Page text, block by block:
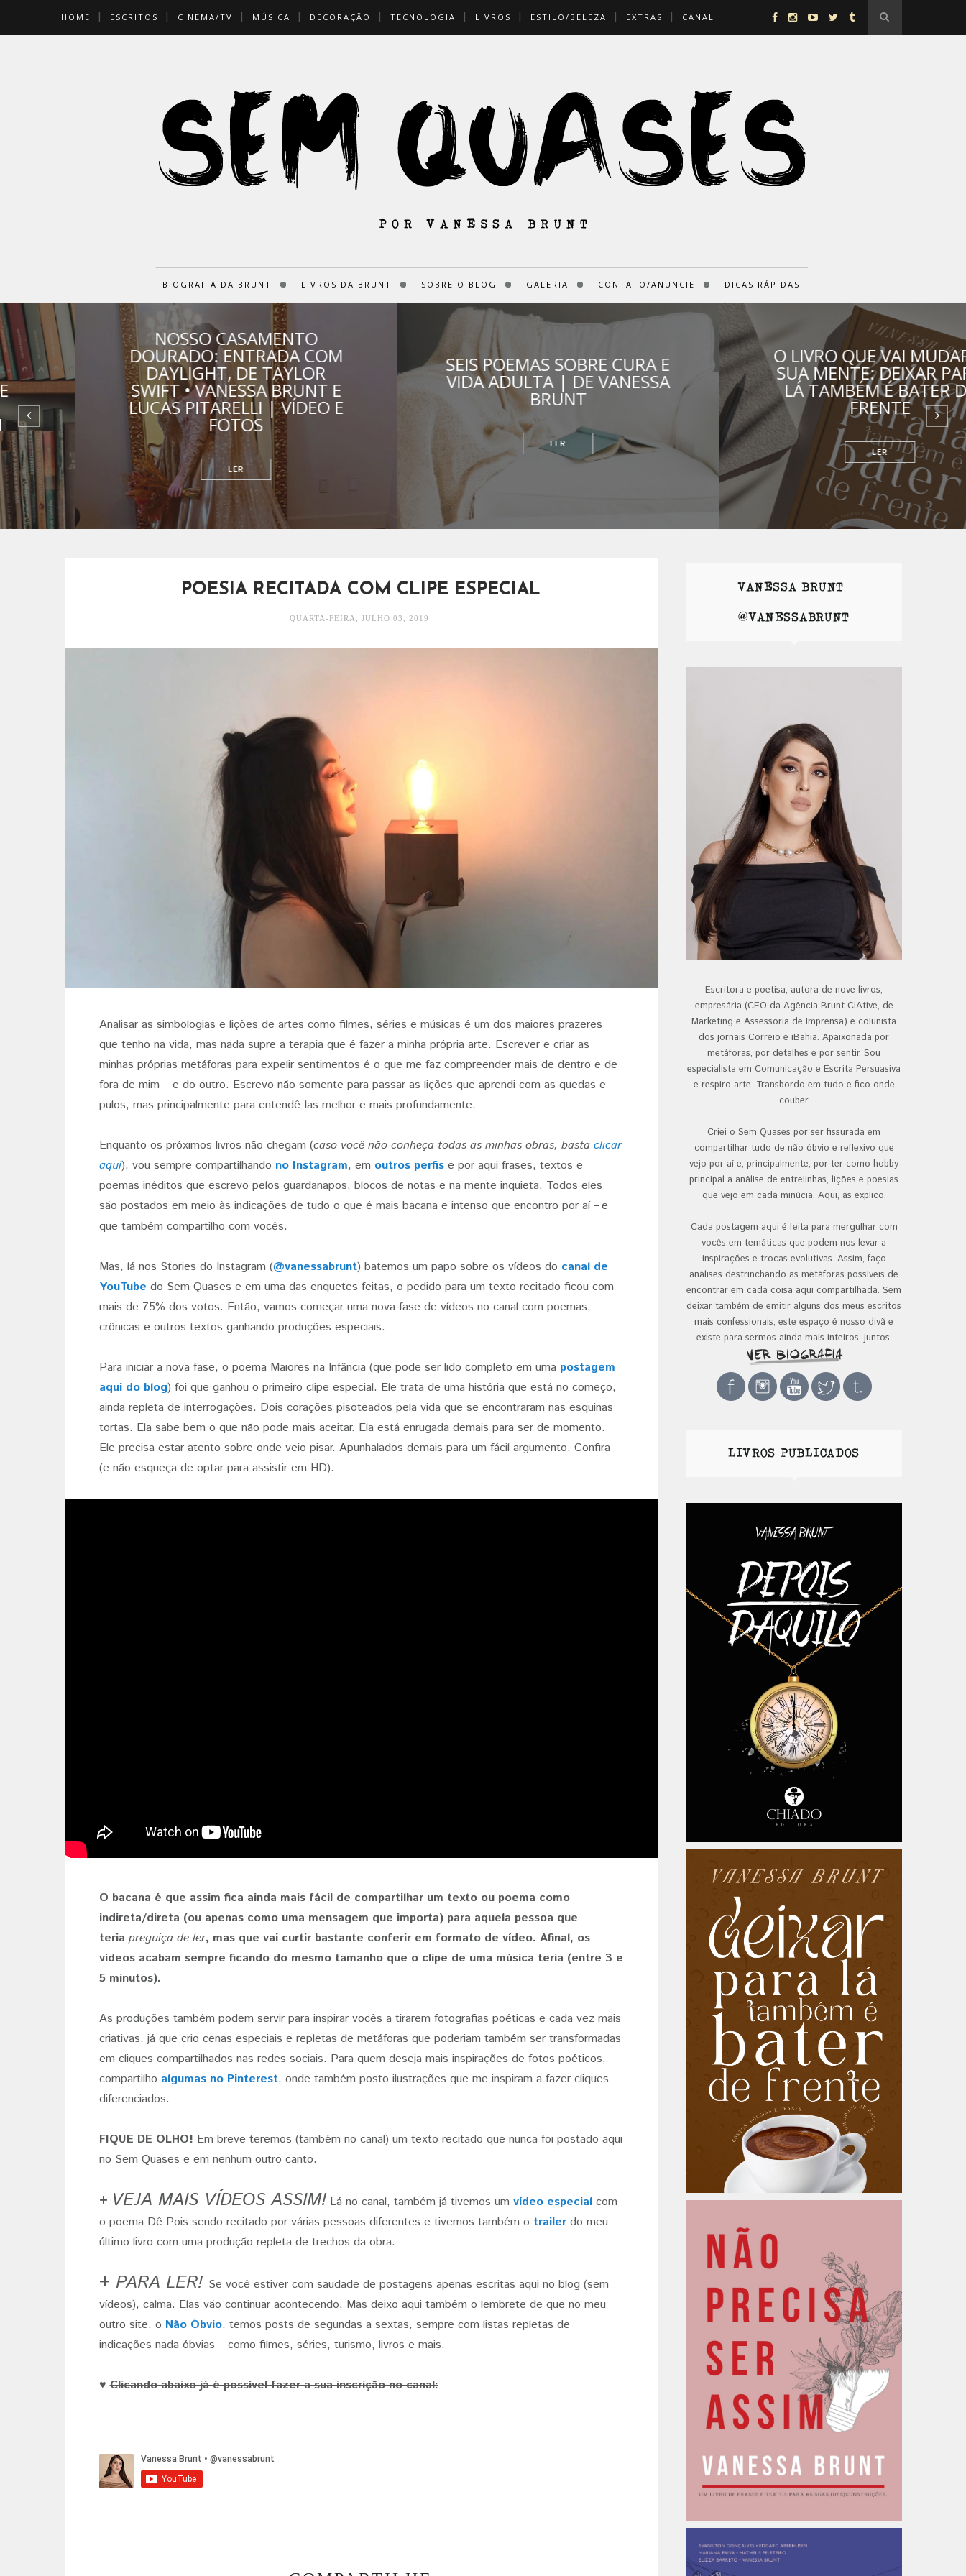
HOME ESCRITOS CINEMA/TV MÚSICA DECORAÇÃO TECNOLOGIA LIVROS ESTILO/BELEZA EXTRAS CANAL
BIOGRAFIA DA BRUNT LIVROS DA BRUNT SOBRE O BLOG GALERIA CONTATO/ANUNCIE DICAS RÁPIDAS
NOSSO CASAMENTO
DOURADO: ENTRADA COM
DAYLIGHT, DE TAYLOR
SWIFT • VANESSA BRUNT E
LUCAS PITARELLI | VÍDEO E
FOTOS
SEIS POEMAS SOBRE CURA E
VIDA ADULTA | DE VANESSA
BRUNT
O LIVRO QUE VAI MUDAR A
SUA MENTE: DEIXAR PARA
LÁ TAMBÉM É BATER DE
FRENTE
POESIA RECITADA COM CLIPE ESPECIAL
QUARTA-FEIRA, JULHO 03, 2019
Analisar as simbologias e lições de artes como filmes, séries e músicas é um dos maiores prazeres
que tenho na vida, mas nada supre a terapia que é fazer a minha própria arte. Escrever e criar as
minhas próprias metáforas para expelir sentimentos é o que me faz compreender mais de dentro e de
fora de mim – e do outro. Escrevo não somente para passar as lições que aprendi com as quedas e
pulos, mas principalmente para entendê-las melhor e mais profundamente.
Enquanto os próximos livros não chegam (caso você não conheça todas as minhas obras, basta clicar
aqui), vou sempre compartilhando no Instagram, em outros perfise por aqui frases, textos e
poemas inéditos que escrevo pelos guardanapos, blocos de notas e na mente inquieta. Todos eles
são postados em meio às indicações de tudo o que é mais bacana e intenso que encontro por aí –e
que também compartilho com vocês.
Mas, lá nos Stories do Instagram (@vanessabrunt) batemos um papo sobre os vídeos do canal de
YouTube do Sem Quases e em uma das enquetes feitas, o pedido para um texto recitado ficou com
mais de 75% dos votos. Então, vamos começar uma nova fase de vídeos no canal com poemas,
crônicas e outros textos ganhando produções especiais.
Para iniciar a nova fase, o poema Maiores na Infância (que pode ser lido completo em uma postagem
aqui do blog) foi que ganhou o primeiro clipe especial. Ele trata de uma história que está no começo,
ainda repleta de interrogações. Dois corações pisoteados pela vida que se encontraram nas esquinas
tortas. Ela sabe bem o que não pode mais aceitar. Ela está enrugada demais para ser de momento.
Ele precisa estar atento sobre onde veio pisar. Apunhalados demais para um fácil argumento. Confira
(e não esqueça de optar para assistir em HD):
O bacana é que assim fica ainda mais fácil de compartilhar um texto ou poema como
indireta/direta (ou apenas como uma mensagem que importa) para aquela pessoa que
teria preguiça de ler, mas que vai curtir bastante conferir em formato de vídeo. Afinal, os
vídeos acabam sempre ficando do mesmo tamanho que o clipe de uma música teria (entre 3 e
5 minutos).
As produções também podem servir para inspirar vocês a tirarem fotografias poéticas e cada vez mais
criativas, já que crio cenas especiais e repletas de metáforas que poderiam também ser transformadas
em cliques compartilhados nas redes sociais. Para quem deseja mais inspirações de fotos poéticos,
compartilho algumas no Pinterest, onde também posto ilustrações que me inspiram a fazer cliques
diferenciados.
FIQUE DE OLHO! Em breve teremos (também no canal) um texto recitado que nunca foi postado aqui
no Sem Quases e em nenhum outro canto.
+ VEJA MAIS VÍDEOS ASSIM! Lá no canal, também já tivemos um vídeo especial com
o poema Dê Pois sendo recitado por várias pessoas diferentes e tivemos também o trailerdo meu
último livro com uma produção repleta de trechos da obra.
+ PARA LER! Se você estiver com saudade de postagens apenas escritas aqui no blog (sem
vídeos), calma. Elas vão continuar acontecendo. Mas deixo aqui também o lembrete de que no meu
outro site, o Não Óbvio, temos posts de segundas a sextas, sempre com listas repletas de
indicações nada óbvias – como filmes, séries, turismo, livros e mais.
♥ Clicando abaixo já é possível fazer a sua inscrição no canal:
VANESSA BRUNT |
@VANESSABRUNT
Escritora e poetisa, autora de nove livros,
empresária (CEO da Agência Brunt CiAtive, de
Marketing e Assessoria de Imprensa) e colunista
dos jornais Correio e iBahia. Apaixonada por
metáforas, por detalhes e por sentir. Sou
especialista em Comunicação e Escrita Persuasiva
e respiro arte. Transbordo em tudo e fico onde
couber.
Criei o Sem Quases por ser fissurada em
compartilhar tudo de não óbvio e reflexivo que
vejo por aí e, principalmente, por ter como hobby
principal a análise de entrelinhas, lições e poesias
que vejo em cada minúcia. Aqui, as explico.
Cada postagem aqui é feita para mergulhar com
vocês em temáticas que podem nos levar a
inspirações e trocas evolutivas. Assim, faço
análises destrinchando as metáforas possíveis de
encontrar em cada coisa aqui compartilhada. Sem
deixar também de emitir alguns dos meus escritos
mais confessionais, este espaço é nosso divã e
existe para sermos ainda mais inteiros, juntos.
LIVROS PUBLICADOS